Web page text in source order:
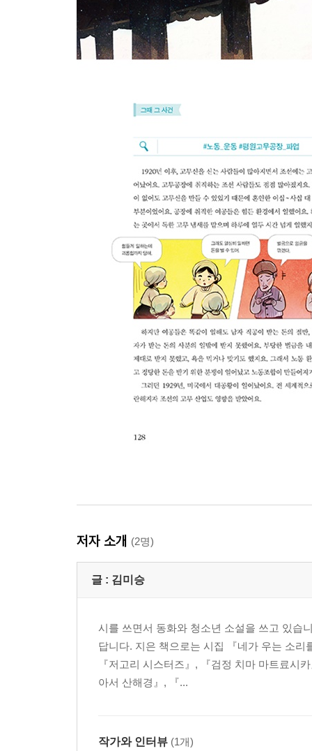
저자 소개 (2명)
글 : 김미승
시를 쓰면서 동화와 청소년 소설을 쓰고 있습
답니다. 지은 책으로는 시집 『네가 우는 소
『저고리 시스터즈』, 『검정 치마 마트료시
아서 산해경』, 『...
작가와 인터뷰 (1개)